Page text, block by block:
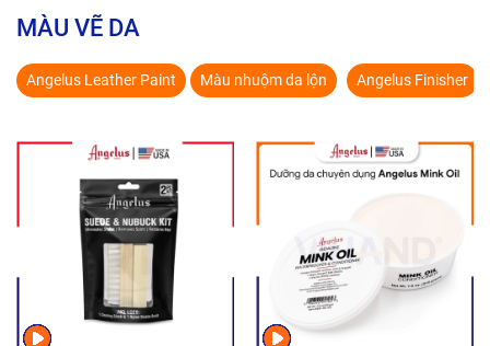
MÀU VẼ DA
Angelus Leather Paint Màu nhuộm da lộn Angelus Finisher